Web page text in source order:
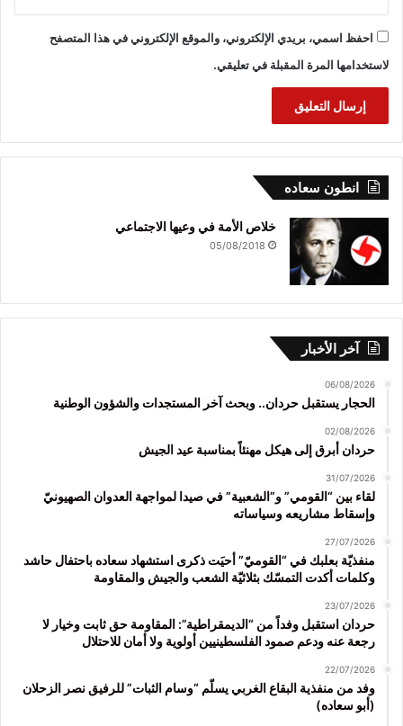
احفظ اسمي، بريدي الإلكتروني، والموقع الإلكتروني في هذا المتصفح
لاستخدامها المرة المقبلة في تعليقي.
انطون سعاده
خلاص الأمة في وعيها الاجتماعي
05/08/2018
آخر الأخبار
06/08/2026
الحجار يستقبل حردان.. وبحث آخر المستجدات والشؤون الوطنية
02/08/2026
حردان أبرق إلى هيكل مهنئاً بمناسبة عيد الجيش
31/07/2026
لقاء بين “القومي” و”الشعبية” في صيدا لمواجهة العدوان الصهيونيّ
وإسقاط مشاريعه وسياساته
27/07/2026
منفذيّة بعلبك في “القوميّ” أحيَت ذكرى استشهاد سعاده باحتفال حاشد
وكلمات أكدت التمسّك بثلاثيّة الشعب والجيش والمقاومة
23/07/2026
حردان استقبل وفداً من “الديمقراطية”: المقاومة حق ثابت وخيار لا
رجعة عنه ودعم صمود الفلسطينيين أولوية ولا أمان للاحتلال
22/07/2026
وفد من منفذية البقاع الغربي يسلّم “وسام الثبات” للرفيق نصر الزحلان
(أبو سعاده)